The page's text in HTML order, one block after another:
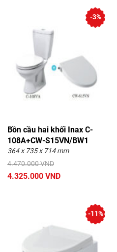
Bồn cầu hai khối Inax C-
108A+CW-S15VN/BW1
364 x 735 x 714 mm
4.470.000 VND
4.325.000 VND
-3%
-11%